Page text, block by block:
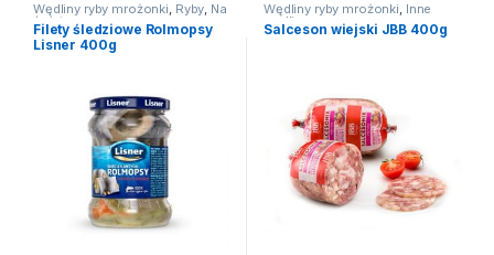
Wędliny ryby mrożonki, Ryby, Na
święta
Filety śledziowe Rolmopsy
Lisner 400g
Wędliny ryby mrożonki, Inne
wędliny
Salceson wiejski JBB 400g